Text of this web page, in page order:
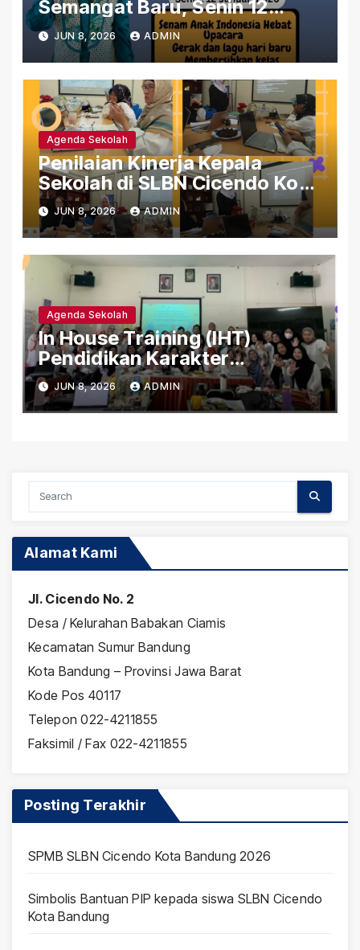
Semangat Baru, Senin 12
Januari 2026
JUN 8, 2026 ADMIN
Agenda Sekolah
Penilaian Kinerja Kepala
Sekolah di SLBN Cicendo Kota
Bandung.
JUN 8, 2026 ADMIN
Agenda Sekolah
In House Training (IHT)
Pendidikan Karakter
Pancawaluya di SLB Negeri
Cicendo Kota Bandung
JUN 8, 2026 ADMIN
Alamat Kami
Jl. Cicendo No. 2
Desa / Kelurahan Babakan Ciamis
Kecamatan Sumur Bandung
Kota Bandung – Provinsi Jawa Barat
Kode Pos 40117
Telepon 022-4211855
Faksimil / Fax 022-4211855
Posting Terakhir
SPMB SLBN Cicendo Kota Bandung 2026
Simbolis Bantuan PIP kepada siswa SLBN Cicendo
Kota Bandung